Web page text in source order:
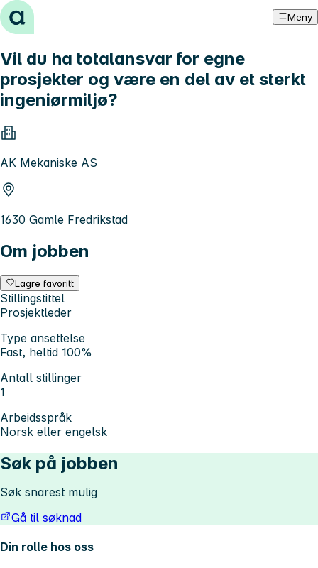
Hopp til innhold Meny
Vil du ha totalansvar for egne
prosjekter og være en del av et sterkt
ingeniørmiljø?
AK Mekaniske AS
1630 Gamle Fredrikstad
Om jobben
Lagre favoritt
Stillingstittel
Prosjektleder
Type ansettelse
Fast, heltid 100%
Antall stillinger
1
Arbeidsspråk
Norsk eller engelsk
Søk på jobben
Søk snarest mulig
Gå til søknad
Din rolle hos oss